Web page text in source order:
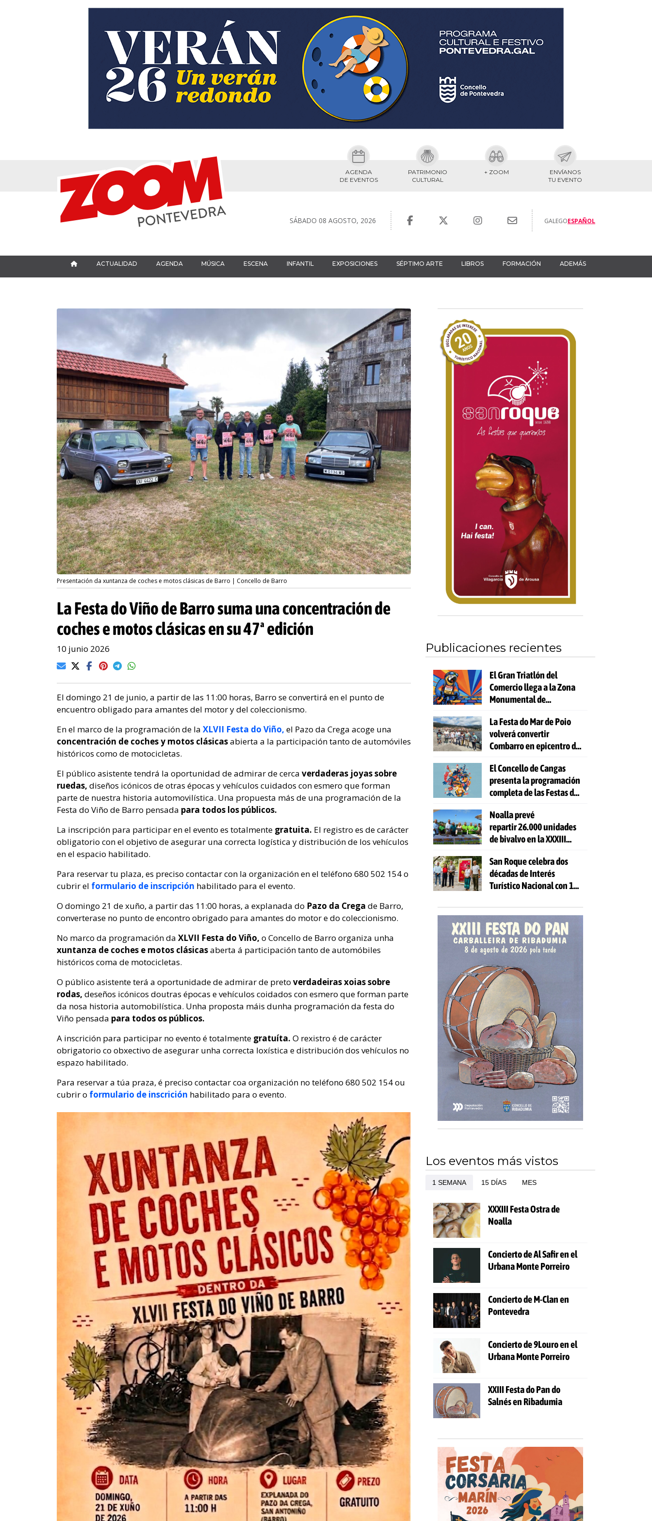
AGENDA
DE EVENTOS
PATRIMONIO
CULTURAL
+ ZOOM
ENVÍANOS
TU EVENTO
SÁBADO 08 AGOSTO, 2026 GALEGOESPAÑOL
ACTUALIDAD AGENDA MÚSICA ESCENA INFANTIL EXPOSICIONES SÉPTIMO ARTE LIBROS FORMACIÓN ADEMÁS
Presentación da xuntanza de coches e motos clásicas de Barro | Concello de Barro
La Festa do Viño de Barro suma una concentración de
coches e motos clásicas en su 47ª edición
10 junio 2026
El domingo 21 de junio, a partir de las 11:00 horas, Barro se convertirá en el punto de
encuentro obligado para amantes del motor y del coleccionismo.
En el marco de la programación de la XLVII Festa do Viño, el Pazo da Crega acoge una
concentración de coches y motos clásicasabierta a la participación tanto de automóviles
históricos como de motocicletas.
El público asistente tendrá la oportunidad de admirar de cerca verdaderas joyas sobre
ruedas, diseños icónicos de otras épocas y vehículos cuidados con esmero que forman
parte de nuestra historia automovilística. Una propuesta más de una programación de la
Festa do Viño de Barro pensada para todos los públicos.
La inscripción para participar en el evento es totalmente gratuita. El registro es de carácter
obligatorio con el objetivo de asegurar una correcta logística y distribución de los vehículos
en el espacio habilitado.
Para reservar tu plaza, es preciso contactar con la organización en el teléfono 680 502 154 o
cubrir el formulario de inscripción habilitado para el evento.
O domingo 21 de xuño, a partir das 11:00 horas, a explanada do Pazo da Crega de Barro,
converterase no punto de encontro obrigado para amantes do motor e do coleccionismo.
No marco da programación da XLVII Festa do Viño, o Concello de Barro organiza unha
xuntanza de coches e motos clásicasaberta á participación tanto de automóbiles
históricos coma de motocicletas.
O público asistente terá a oportunidade de admirar de preto verdadeiras xoias sobre
rodas, deseños icónicos doutras épocas e vehículos coidados con esmero que forman parte
da nosa historia automobilística. Unha proposta máis dunha programación da festa do
Viño pensada para todos os públicos.
A inscrición para participar no evento é totalmente gratuíta. O rexistro é de carácter
obrigatorio co obxectivo de asegurar unha correcta loxística e distribución dos vehículos no
espazo habilitado.
Para reservar a túa praza, é preciso contactar coa organización no teléfono 680 502 154 ou
cubrir o formulario de inscrición habilitado para o evento.
Publicaciones recientes
El Gran Triatlón del
Comercio llega a la Zona
Monumental de
La Festa do Mar de Poio
volverá convertir
Combarro en epicentro de
El Concello de Cangas
presenta la programación
completa de las Festas do
Noalla prevé
repartir 26.000 unidades
de bivalvo en la XXXIII
San Roque celebra dos
décadas de Interés
Turístico Nacional con 10
actividades gratuitas
Los eventos más vistos
1 SEMANA 15 DÍAS MES
XXXIII Festa Ostra de
Noalla
Concierto de Al Safir en el
Urbana Monte Porreiro
Concierto de M-Clan en
Pontevedra
Concierto de 9Louro en el
Urbana Monte Porreiro
XXIII Festa do Pan do
Salnés en Ribadumia